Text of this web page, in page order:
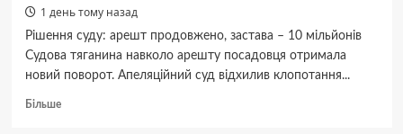
1 день тому назад
Рішення суду: арешт продовжено, застава – 10 мільйонів
Судова тяганина навколо арешту посадовця отримала
новий поворот. Апеляційний суд відхилив клопотання...
БільшеДокладніше